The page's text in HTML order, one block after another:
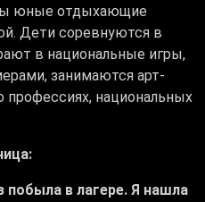
юные отдыхающие
Дети соревнуются в
в национальные игры,
занимаются арт-
профессиях, национальных
побыла в лагере. Я нашла